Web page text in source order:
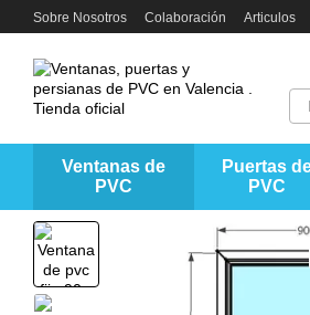
Перейти к основному контенту
Sobre Nosotros Colaboración Articulos
Ventanas de
PVC
Puertas
PVC